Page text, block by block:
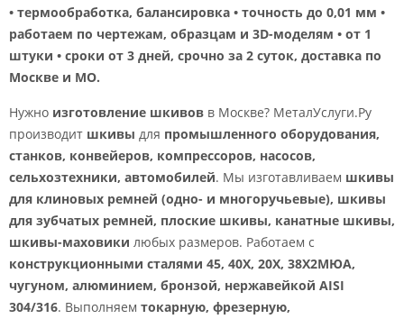
• термообработка, балансировка • точность до 0,01 мм •
работаем по чертежам, образцам и 3D-моделям • от 1
штуки • сроки от 3 дней, срочно за 2 суток, доставка по
Москве и МО.
Нужно изготовление шкивов в Москве? МеталУслуги.Ру
производит шкивы для промышленного оборудования,
станков, конвейеров, компрессоров, насосов,
сельхозтехники, автомобилей. Мы изготавливаем шкивы
для клиновых ремней (одно- и многоручьевые), шкивы
для зубчатых ремней, плоские шкивы, канатные шкивы,
шкивы-маховики любых размеров. Работаем с
конструкционными сталями 45, 40Х, 20Х, 38Х2МЮА,
чугуном, алюминием, бронзой, нержавейкой AISI
304/316. Выполняем токарную, фрезерную,